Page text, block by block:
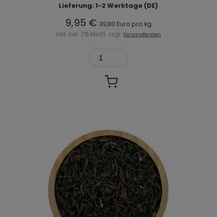
Lieferung: 1-2 Werktage (DE)
9,95 € 39,80 Euro pro kg
inkl. inkl. 7% MwSt. zzgl.Versandkosten